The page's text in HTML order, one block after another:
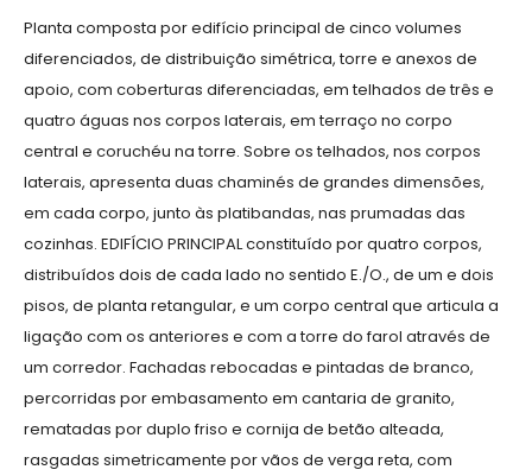
Planta composta por edifício principal de cinco volumes
diferenciados, de distribuição simétrica, torre e anexos de
apoio, com coberturas diferenciadas, em telhados de três e
quatro águas nos corpos laterais, em terraço no corpo
central e coruchéu na torre. Sobre os telhados, nos corpos
laterais, apresenta duas chaminés de grandes dimensões,
em cada corpo, junto às platibandas, nas prumadas das
cozinhas. EDIFÍCIO PRINCIPAL constituído por quatro corpos,
distribuídos dois de cada lado no sentido E./O., de um e dois
pisos, de planta retangular, e um corpo central que articula a
ligação com os anteriores e com a torre do farol através de
um corredor. Fachadas rebocadas e pintadas de branco,
percorridas por embasamento em cantaria de granito,
rematadas por duplo friso e cornija de betão alteada,
rasgadas simetricamente por vãos de verga reta, com